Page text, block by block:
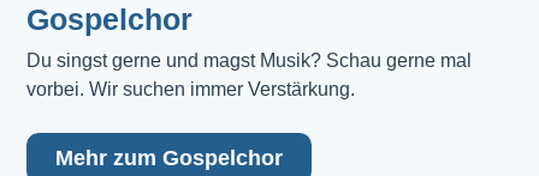
Gospelchor
Du singst gerne und magst Musik? Schau gerne mal
vorbei. Wir suchen immer Verstärkung.
Mehr zum Gospelchor